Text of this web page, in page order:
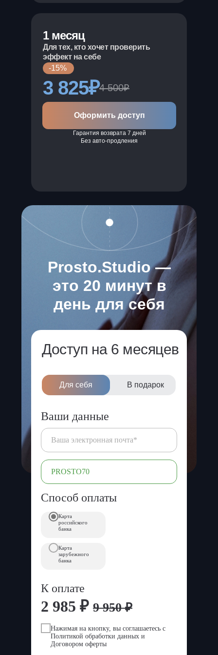
1 месяц
Для тех, кто хочет проверить
эффект на себе
-15%
3 825₽4 500₽
Оформить доступ
Гарантия возврата 7 дней
Без авто-продления
Prosto.Studio —
это 20 минут в
день для себя
Ваши данные
Способ оплаты
Карта
российского
банка
Карта
зарубежного
банка
К оплате
2 985 ₽ 9 950 ₽
Нажимая на кнопку, вы соглашаетесь с
Политикой обработки данных и
Договором оферты
Доступ на 6 месяцев
В подарок
Для себя